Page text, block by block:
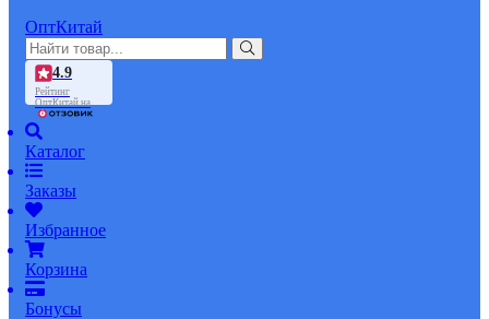
ОптКитай
4.9
Рейтинг
ОптКитай на
Каталог
Заказы
Избранное
Корзина
Бонусы